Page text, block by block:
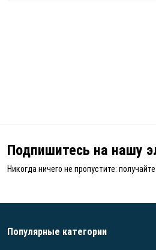
Подпишитесь на нашу
Никогда ничего не пропустите:
Популярные категории